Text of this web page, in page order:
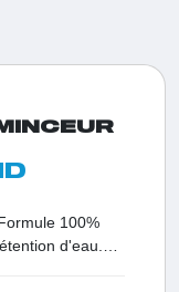
100%
d'eau.